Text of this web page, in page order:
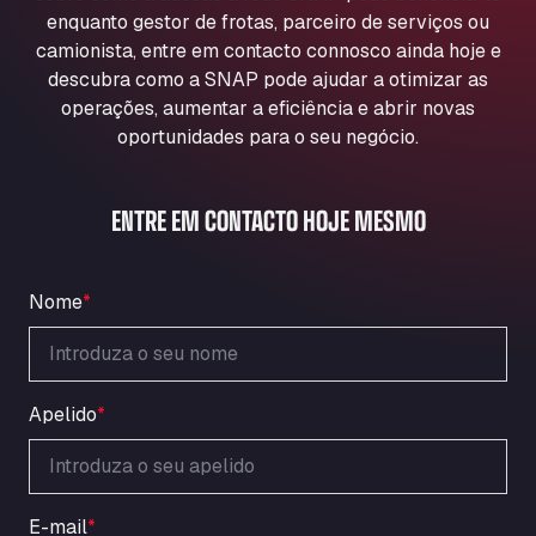
Aqua Ariva GmbH
Marie-Curie-Straße 24, 68219
Aral Autohof Bockel
An der Autobahn 1, 27404
ARAL Autohof Bockenem
ARAL Autohof Merklingen
Nellinger Str. 24, 89188
Schellweilerstraße 1, 66871
ARAL Tankstelle - XXL Truckwash.de
GmbH
Ardleigh South Services
a120 westbound, CO77SL
Area 47 Hermanos Rico
Autovia A4 km 47, 28300
enquanto gestor de frotas, parceiro de serviços ou
camionista, entre em contacto connosco ainda hoje e
descubra como a SNAP pode ajudar a otimizar as
operações, aumentar a eficiência e abrir novas
oportunidades para o seu negócio.
ENTRE EM CONTACTO HOJE MESMO
Nome*
Apelido*
E-mail*